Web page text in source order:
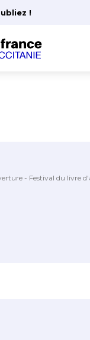
!
- Festival du livre